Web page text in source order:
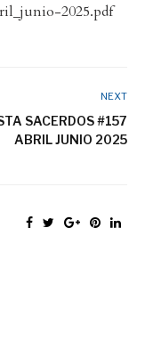
2025.pdf
NEXT
SACERDOS #157
ABRIL JUNIO 2025